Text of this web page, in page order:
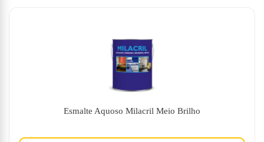
Esmalte Aquoso Milacril Meio Brilho